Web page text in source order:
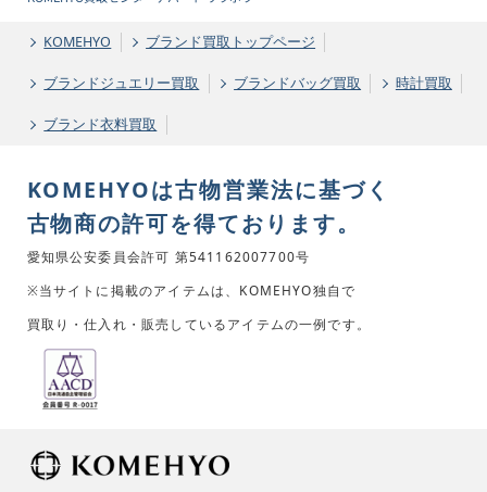
KOMEHYO ブランド買取トップページ
ブランドジュエリー買取 ブランドバッグ買取 時計買取
ブランド衣料買取
KOMEHYOは古物営業法に基づく
古物商の許可を得ております。
愛知県公安委員会許可 第541162007700号
※当サイトに掲載のアイテムは、KOMEHYO独自で
買取り・仕入れ・販売しているアイテムの一例です。